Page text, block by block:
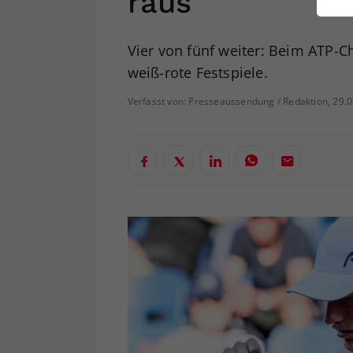
Vier von fünf weiter: Beim ATP-
weiß-rote Festspiele.
Verfasst von: Presseaussendung / Redaktion,